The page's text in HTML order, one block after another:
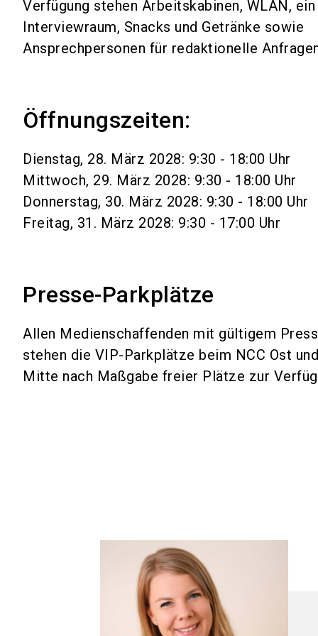
Wir weisen darauf
Grundlage für eine
Nachweise zur
Die Legitimationen
Messeveranstalter
Gegebenenfalls
Anzeigenleiter
Personen, die
Personen, die
akkreditiert, die
veröffentlicht
Das Blogger-
wahrheitsgemäß
Der Blogger,
Impressions,
halben Jahr
ein Screenshot
Grundsätzlich nicht
Corporate Blogs
Blogs mit
Der
Gegebenenfalls
Fällen ist die
09. Februar 2018
Filmenden/
Messe einen
09. Februar 2018
Hier können Sie die
Medienvertreter als
Verfügung stehen Arbeitskabinen, WLAN, ein
Interviewraum, Snacks und Getränke sowie
Ansprechpersonen für redaktionelle
Öffnungszeiten:
Dienstag, 28. März 2028: 9:30 - 18:00 Uhr
Mittwoch, 29. März 2028: 9:30 - 18:00 Uhr
Donnerstag, 30. März 2028: 9:30 - 18:00 Uhr
Freitag, 31. März 2028: 9:30 - 17:00 Uhr
Presse-Parkplätze
Allen Medienschaffenden mit gültigem
stehen die VIP-Parkplätze beim NCC Ost
Mitte nach Maßgabe freier Plätze zur